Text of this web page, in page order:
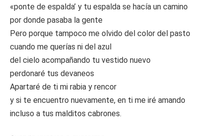
«ponte de espalda’ y tu espalda se hacía un camino
por donde pasaba la gente
Pero porque tampoco me olvido del color del pasto
cuando me querías ni del azul
del cielo acompañando tu vestido nuevo
perdonaré tus devaneos
Apartaré de ti mi rabia y rencor
y si te encuentro nuevamente, en ti me iré amando
incluso a tus malditos cabrones.